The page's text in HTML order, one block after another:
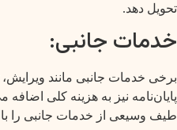
تحویل دهد.
خدمات جانبی:
برخی خدمات جانبی مانند
پایان‌نامه نیز به هزینه کلی
طیف وسیعی از خدمات جانبی را با